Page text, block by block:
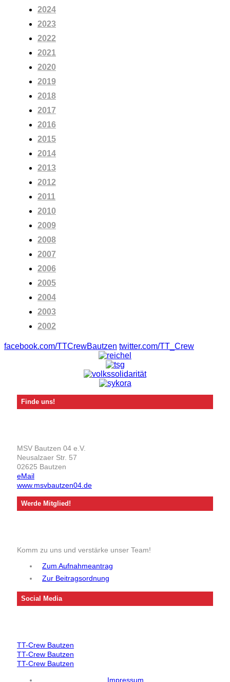
2024
2023
2022
2021
2020
2019
2018
2017
2016
2015
2014
2013
2012
2011
2010
2009
2008
2007
2006
2005
2004
2003
2002
facebook.com/TTCrewBautzen twitter.com/TT_Crew
Finde uns!
MSV Bautzen 04 e.V.
Neusalzaer Str. 57
02625 Bautzen
eMail
www.msvbautzen04.de
Werde Mitglied!
Komm zu uns und verstärke unser Team!
Zum Aufnahmeantrag
Zur Beitragsordnung
Social Media
TT-Crew Bautzen
TT-Crew Bautzen
TT-Crew Bautzen
Impressum